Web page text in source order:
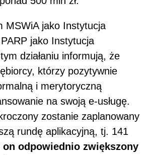
MSWiA jako Instytucja
jako Instytucja
działaniu informują, że
którzy pozytywnie
i merytoryczną
na swoją e-usługę.
zostanie zaplanowany
rundę aplikacyjną, tj. 141
on odpowiednio zwiększony